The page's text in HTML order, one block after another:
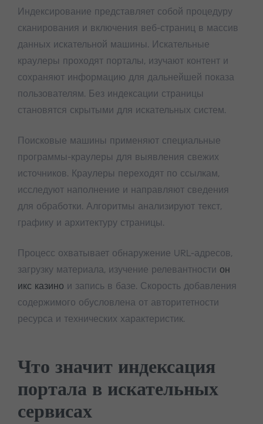
Индексирование представляет собой процедуру
сканирования и включения веб-страниц в массив
данных искательной машины. Искательные
краулеры проходят порталы, изучают контент и
сохраняют информацию для дальнейшей показа
пользователям. Без индексации страницы
становятся скрытыми для искательных систем.
Поисковые машины применяют специальные
программы-краулеры для выявления свежих
источников. Краулеры переходят по ссылкам,
исследуют наполнение и направляют сведения
для обработки. Алгоритмы анализируют текст,
графику и архитектуру страницы.
Процесс охватывает обнаружение URL-адресов,
загрузку материала, изучение релевантности он
икс казино и запись в базе. Скорость добавления
содержимого обусловлена от авторитетности
ресурса и технических характеристик.
Что значит индексация
портала в искательных
сервисах